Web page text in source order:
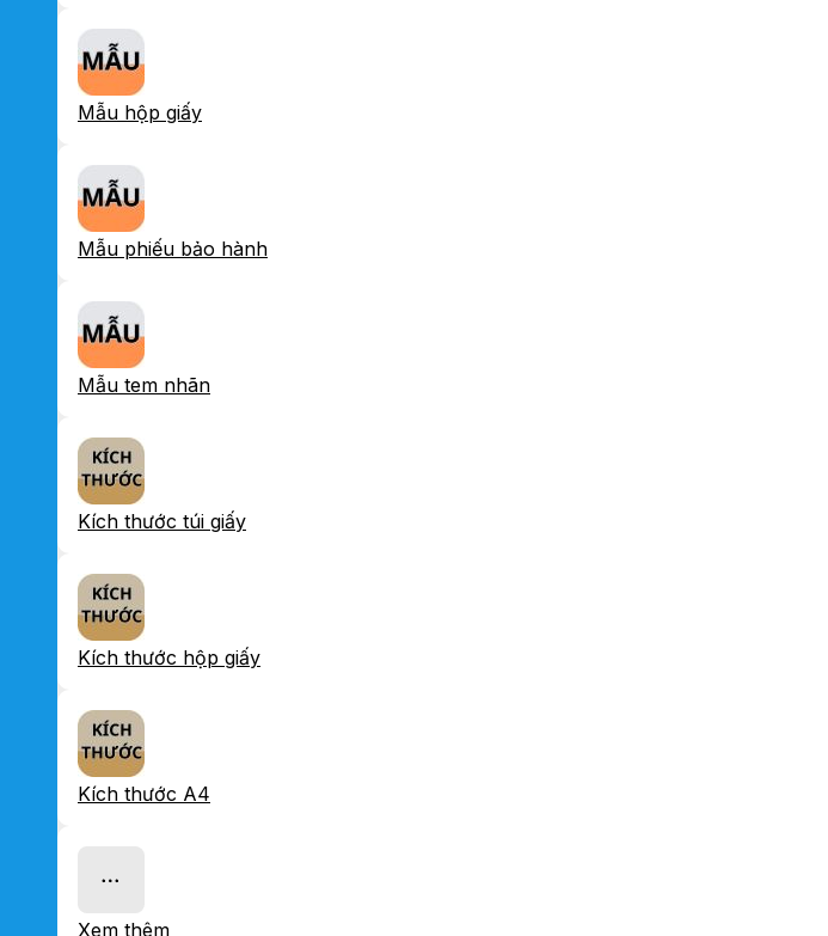
Mẫu hộp giấy
Mẫu phiếu bảo hành
Mẫu tem nhãn
Kích thước túi giấy
Kích thước hộp giấy
Kích thước A4
Xem thêm